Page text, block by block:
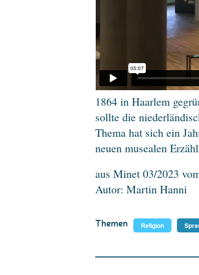
1864 in Haarlem
sollte die
Thema hat sich ein
neuen musealen
aus Minet 03/2023
Autor: Martin Hanni
Themen Religion